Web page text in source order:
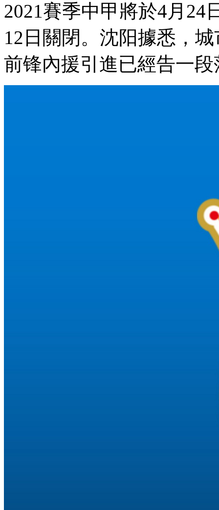
2021賽季中甲將於4月24日
12日關閉。沈阳據悉 ，
前锋內援引進已經告一段落